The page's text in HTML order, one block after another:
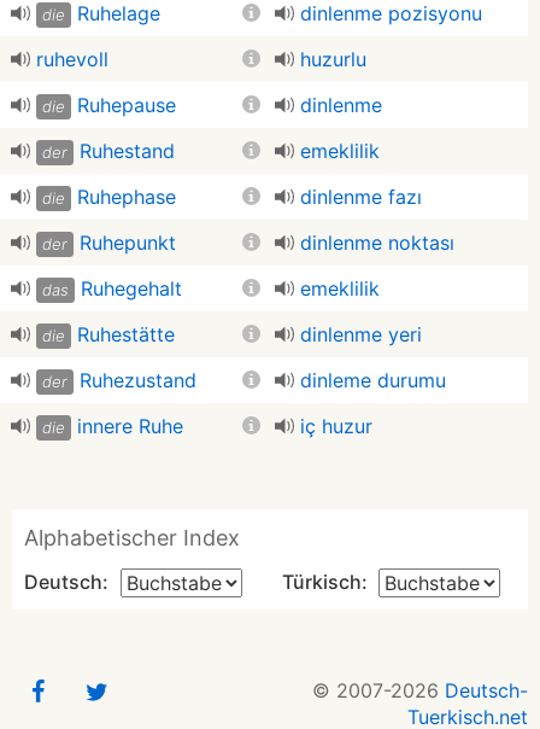
die Ruhelage
dinlenme pozisyonu
ruhevoll
huzurlu
die Ruhepause dinlenme
der Ruhestand emeklilik
die Ruhephase dinlenme fazı
der Ruhepunkt dinlenme noktası
das Ruhegehalt emeklilik
die Ruhestätte dinlenme yeri
der Ruhezustand dinleme durumu
die innere Ruhe iç huzur
Alphabetischer Index
Deutsch: Türkisch:
© 2007-2026 Deutsch-
Tuerkisch.net